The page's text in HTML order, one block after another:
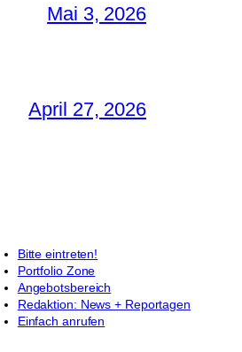
Mai 3, 2026
April 27, 2026
Bitte eintreten!
Portfolio Zone
Angebotsbereich
Redaktion: News + Reportagen
Einfach anrufen